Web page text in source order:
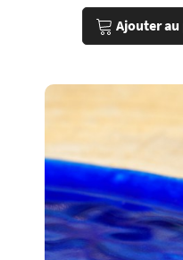
Ajouter au